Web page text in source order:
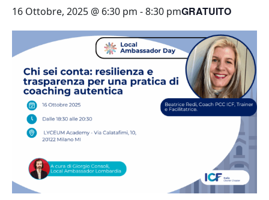
16 Ottobre, 2025 @ 6:30 pm -8:30 pmGRATUITO